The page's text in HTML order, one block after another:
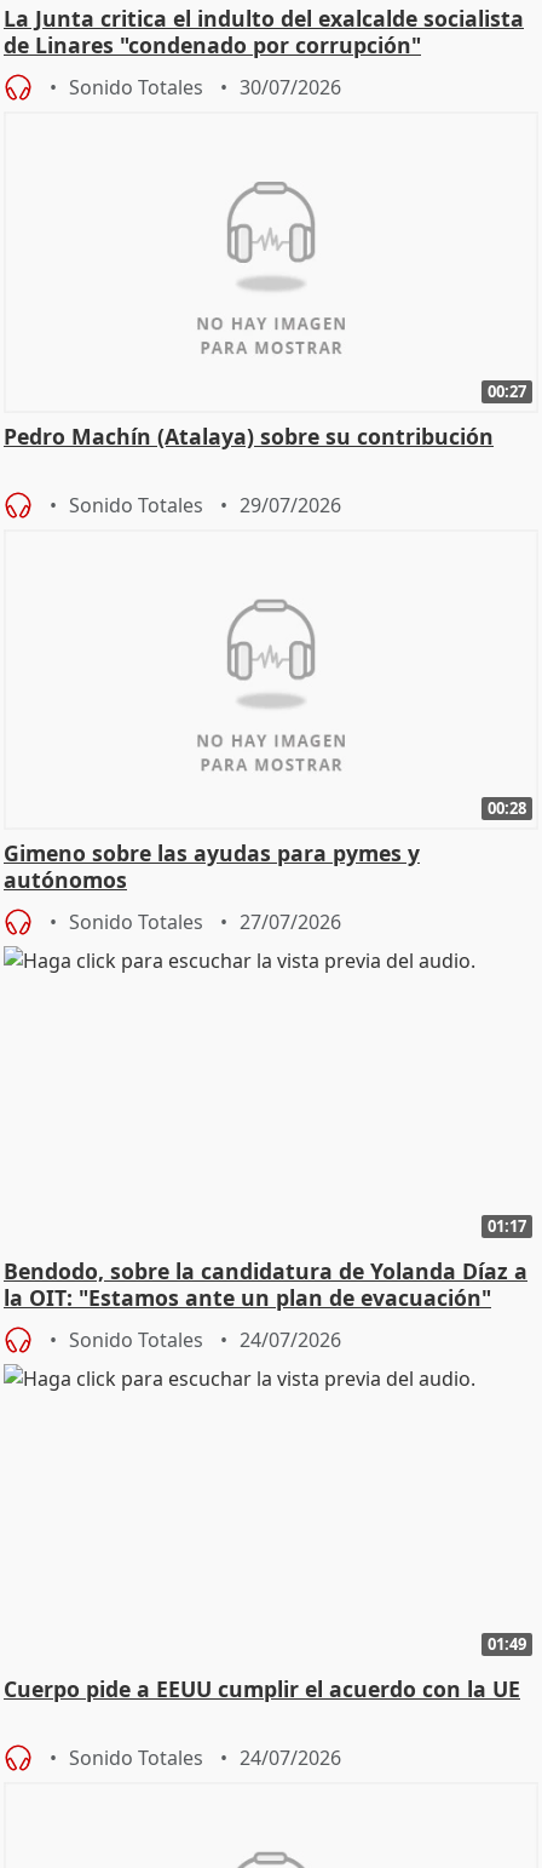
La Junta critica el indulto del exalcalde socialista
de Linares "condenado por corrupción"
Sonido Totales 30/07/2026
00:27
Pedro Machín (Atalaya) sobre su contribución
Sonido Totales 29/07/2026
00:28
Gimeno sobre las ayudas para pymes y
autónomos
Sonido Totales 27/07/2026
01:17
Bendodo, sobre la candidatura de Yolanda Díaz a
la OIT: "Estamos ante un plan de evacuación"
Sonido Totales 24/07/2026
01:49
Cuerpo pide a EEUU cumplir el acuerdo con la UE
Sonido Totales 24/07/2026